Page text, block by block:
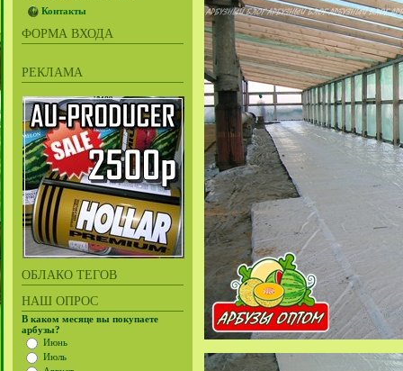
Контакты
ФОРМА ВХОДА
РЕКЛАМА
ОБЛАКО ТЕГОВ
НАШ ОПРОС
В каком месяце вы покупаете
арбузы?
Июнь
Июль